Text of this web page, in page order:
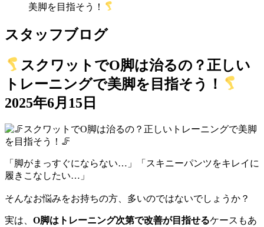
美脚を目指そう！
スタッフブログ
スクワットでO脚は治るの？正しい
トレーニングで美脚を目指そう！
2025年6月15日
「脚がまっすぐにならない…」「スキニーパンツをキレイに
履きこなしたい…」
そんなお悩みをお持ちの方、多いのではないでしょうか？
実は、 O脚はトレーニング次第で改善が目指せるケースもあ